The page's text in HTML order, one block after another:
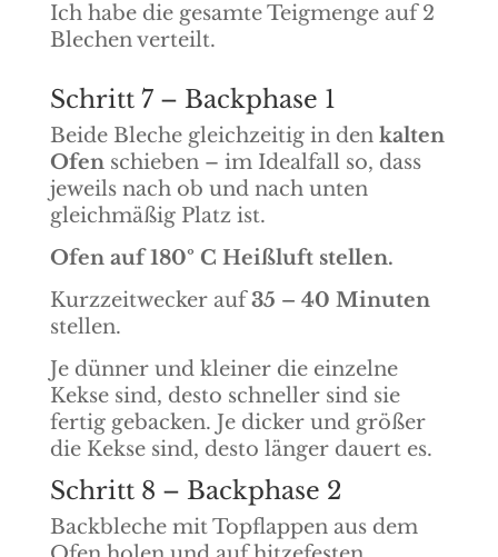
Ich habe die gesamte Teigmenge auf 2
Blechen verteilt.
Schritt 7 – Backphase 1
Beide Bleche gleichzeitig in den kalten
Ofenschieben – im Idealfall so, dass
jeweils nach ob und nach unten
gleichmäßig Platz ist.
Ofen auf 180º C Heißluft stellen.
Kurzzeitwecker auf35 – 40 Minuten
stellen.
Je dünner und kleiner die einzelne
Kekse sind, desto schneller sind sie
fertig gebacken. Je dicker und größer
die Kekse sind, desto länger dauert es.
Schritt 8 – Backphase 2
Backbleche mit Topflappen aus dem